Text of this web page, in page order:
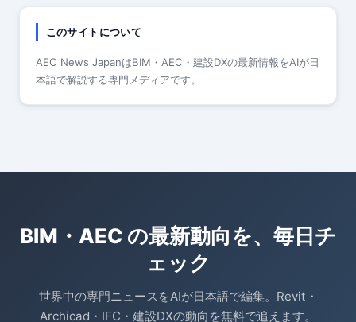
このサイトについて
AEC News JapanはBIM・AEC・建設DXの最新情報をAIが日
本語で解説する専門メディアです。
BIM・AEC の最新動向を、毎日チ
ェック
世界中の専門ニュースをAIが日本語で編集。Revit・
Archicad・IFC・建設DXの動向を無料で追えます。